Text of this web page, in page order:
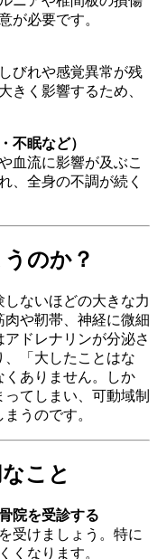
が必要です。
びれや感覚異常が残
きく影響するため、
不眠など）
血流に影響が及ぶこ
、全身の不調が続く
のか？
ないほどの大きな力
や靭帯、神経に微細
ドレナリンが分泌さ
「大したことはな
くありません。しか
てしまい、可動域制
うのです。
こと
院を受診する
受けましょう。特に
くなります。